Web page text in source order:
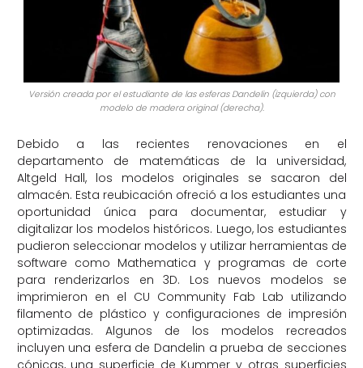
Versión creada por el estudiante de las esferas Dandelin (izquierda) con
modelo de madera original (derecha).
Debido a las recientes renovaciones en el
departamento de matemáticas de la universidad,
Altgeld Hall, los modelos originales se sacaron del
almacén. Esta reubicación ofreció a los estudiantes una
oportunidad única para documentar, estudiar y
digitalizar los modelos históricos. Luego, los estudiantes
pudieron seleccionar modelos y utilizar herramientas de
software como Mathematica y programas de corte
para renderizarlos en 3D. Los nuevos modelos se
imprimieron en el CU Community Fab Lab utilizando
filamento de plástico y configuraciones de impresión
optimizadas. Algunos de los modelos recreados
incluyen una esfera de Dandelin a prueba de secciones
cónicas, una superficie de Kummer y otras superficies